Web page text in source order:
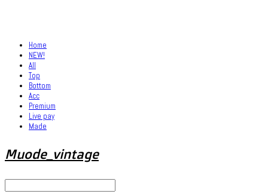
Home
NEW!
All
Top
Bottom
Acc
Premium
Live pay
Made
Muode_vintage